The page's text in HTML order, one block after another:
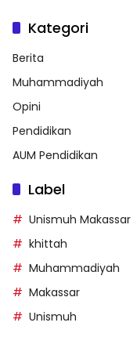
Kategori
Berita
Muhammadiyah
Opini
Pendidikan
AUM Pendidikan
Label
Unismuh Makassar
khittah
Muhammadiyah
Makassar
Unismuh